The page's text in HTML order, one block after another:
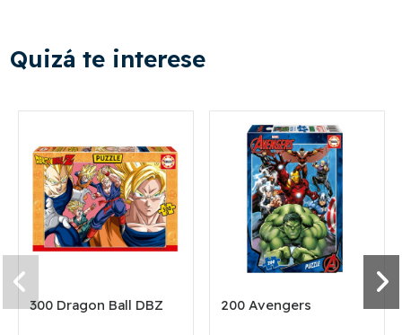
Quizá te interese
300 Dragon Ball DBZ 200 Avengers